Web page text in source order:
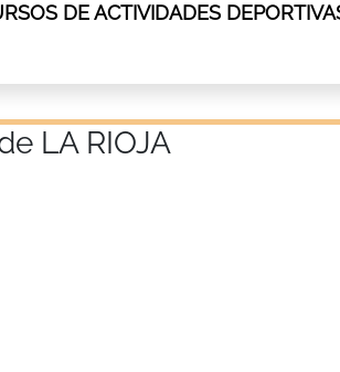
DE ACTIVIDADES
LA RIOJA